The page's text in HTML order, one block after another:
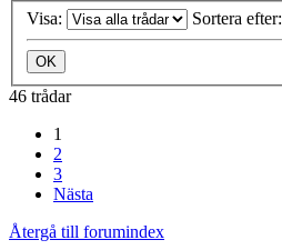
Visa:
Sortera efter:
46 trådar
1
2
3
Nästa
Återgå till forumindex